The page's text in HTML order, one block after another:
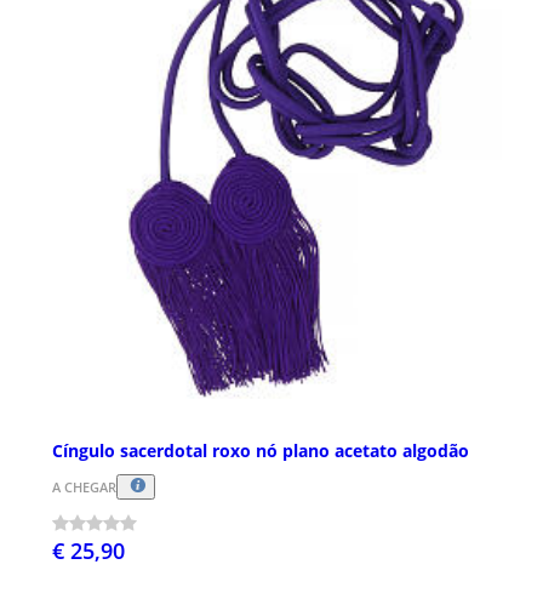
Cíngulo sacerdotal roxo nó plano acetato algodão
A CHEGAR
€ 25,90